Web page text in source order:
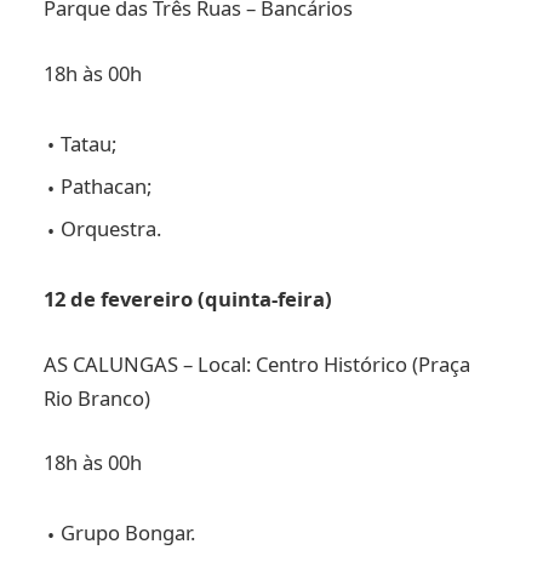
Parque das Três Ruas – Bancários
18h às 00h
Tatau;
Pathacan;
Orquestra.
12 de fevereiro (quinta-feira)
AS CALUNGAS – Local: Centro Histórico (Praça
Rio Branco)
18h às 00h
Grupo Bongar.